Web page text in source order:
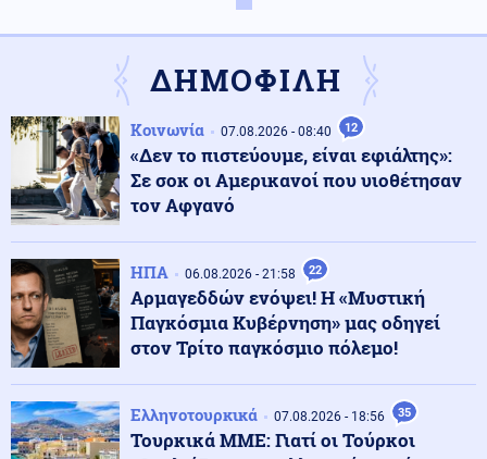
Κοινωνία
Ψηφιακή Κάρτα Αγρότη: Ποιες αλλαγές φέρνει η 28η
Αυγούστου
Υγεία
Διαβήτης και παχυσαρκία: Οι κίνδυνοι των θεραπειών
στις υψηλές θερμοκρασίες
Κοινωνία 08.08.2026 - 18:45
Σε Red Code η Αττική και άλλες πέντε περιοχές της
χώρας αύριο
08.08.2026 - 18:44
ΔΗΜΟΦΙΛΗ
Κοινωνία 07.08.2026 - 08:40 12
«Δεν το πιστεύουμε, είναι εφιάλτης»:
Σε σοκ οι Αμερικανοί που υιοθέτησαν
τον Αφγανό
ΗΠΑ 06.08.2026 - 21:58 22
Αρμαγεδδών ενόψει! Η «Μυστική
Παγκόσμια Κυβέρνηση» μας οδηγεί
στον Τρίτο παγκόσμιο πόλεμο!
Ελληνοτουρκικά 07.08.2026 - 18:56 35
Τουρκικά ΜΜΕ: Γιατί οι Τούρκοι